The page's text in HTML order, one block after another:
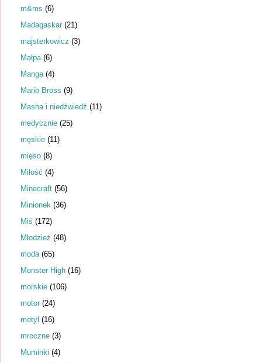
m&ms (6)
Madagaskar (21)
majsterkowicz (3)
Małpa (6)
Manga (4)
Mario Bross (9)
Masha i niedźwiedź (11)
medycznie (25)
męskie (11)
mięso (8)
Miłość (4)
Minecraft (56)
Minionek (36)
Miś (172)
Młodzież (48)
moda (65)
Monster High (16)
morskie (106)
motor (24)
motyl (16)
mroczne (3)
Muminki (4)